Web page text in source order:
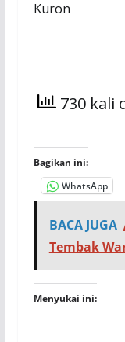
Kuron
730 kali
Bagikan ini:
WhatsApp
BACA JUGA
Tembak
Menyukai ini: